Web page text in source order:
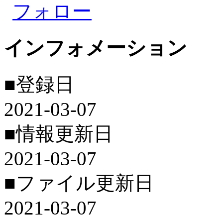
フォロー
インフォメーション
■登録日
2021-03-07
■情報更新日
2021-03-07
■ファイル更新日
2021-03-07